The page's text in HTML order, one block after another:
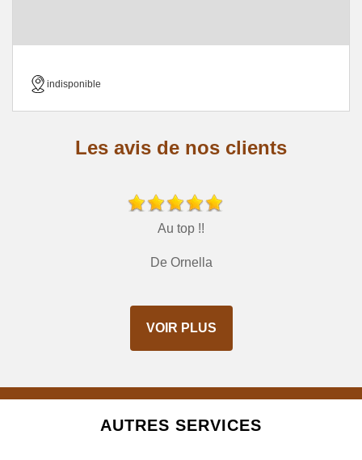
indisponible
Les avis de nos clients
Au top !!
De Ornella
VOIR PLUS
AUTRES SERVICES